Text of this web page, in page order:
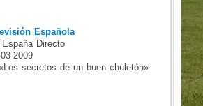
Española
España Directo
2009
secretos de un buen chuletón»